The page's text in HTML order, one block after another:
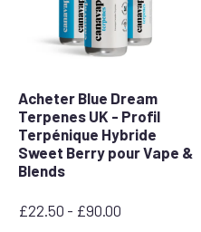
Acheter Blue Dream
Terpenes UK - Profil
Terpénique Hybride
Sweet Berry pour Vape &
Blends
£22.50 - £90.00
Prix